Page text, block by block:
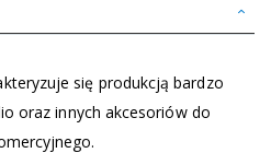
się produkcją bardzo
oraz innych akcesoriów do